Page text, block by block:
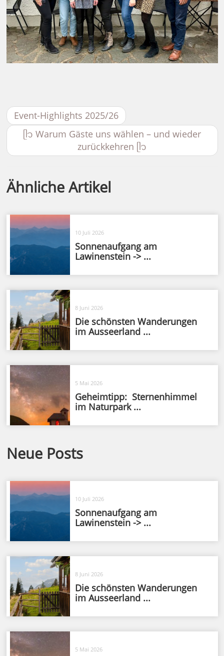
Event-Highlights 2025/26
ᥫ᭡ Warum Gäste uns wählen – und wieder
zurückkehren ᥫ᭡
Ähnliche Artikel
10 Juli 2026
Sonnenaufgang am
Lawinenstein -> ...
8 Juni 2026
Die schönsten Wanderungen
im Ausseerland ...
5 Mai 2026
Geheimtipp: Sternenhimmel
im Naturpark ...
Neue Posts
10 Juli 2026
Sonnenaufgang am
Lawinenstein -> ...
8 Juni 2026
Die schönsten Wanderungen
im Ausseerland ...
5 Mai 2026